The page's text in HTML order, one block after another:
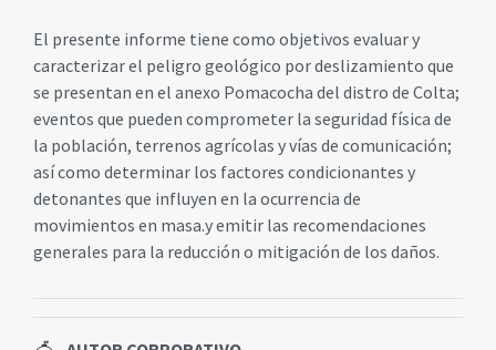
El presente informe tiene como objetivos evaluar y
caracterizar el peligro geológico por deslizamiento que
se presentan en el anexo Pomacocha del distro de Colta;
eventos que pueden comprometer la seguridad física de
la población, terrenos agrícolas y vías de comunicación;
así como determinar los factores condicionantes y
detonantes que influyen en la ocurrencia de
movimientos en masa.y emitir las recomendaciones
generales para la reducción o mitigación de los daños.